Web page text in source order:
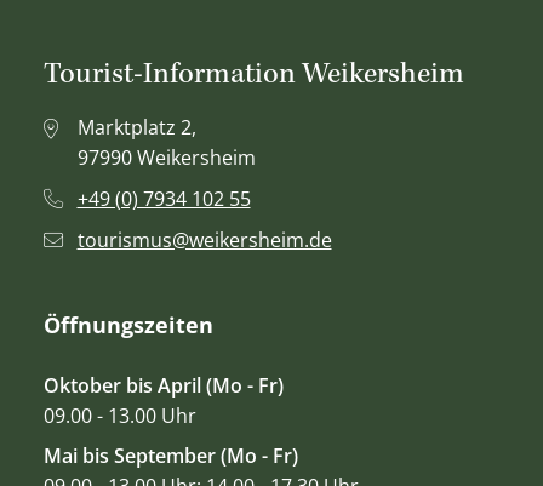
Tourist-Information Weikersheim
Marktplatz 2,
97990 Weikersheim
+49 (0) 7934 102 55
tourismus@weikersheim.de
Öffnungszeiten
Oktober bis April (Mo - Fr)
09.00 - 13.00 Uhr
Mai bis September (Mo - Fr)